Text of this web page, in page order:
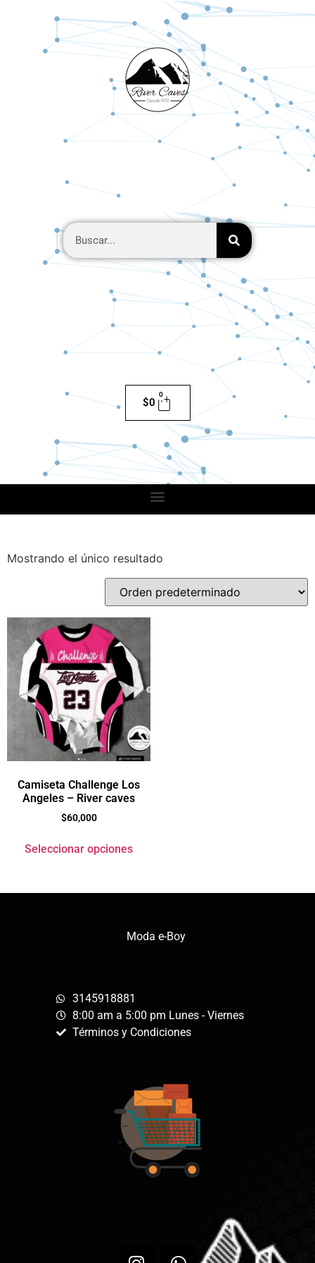
$0
0
Mostrando el único resultado
Camiseta Challenge Los
Angeles – River caves
$60,000
Seleccionar opciones
Moda e-Boy
3145918881
8:00 am a 5:00 pm Lunes - Viernes
Términos y Condiciones